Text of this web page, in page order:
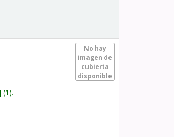
No hay
imagen de
cubierta
disponible
(1).